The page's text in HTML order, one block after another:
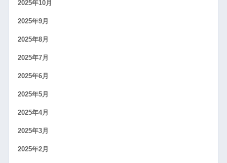
2025年10月
2025年9月
2025年8月
2025年7月
2025年6月
2025年5月
2025年4月
2025年3月
2025年2月